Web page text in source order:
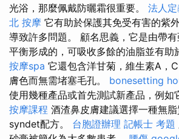
光浴，那麼佩戴防曬霜很重要。 法人
北 按摩 它有助於保護其免受有害的紫
導致許多問題。 顧名思義，它是由帶
平衡形成的，可吸收多餘的油脂並有助
按摩spa 它還包含洋甘菊，維生素A，
膚色而無需堵塞毛孔。 bonesetting
使用幾種產品或首先測試新產品，例如
按摩課程 酒渣鼻皮膚建議選擇一種無
syndet配方。 台胞證辦理 記帳士 考題